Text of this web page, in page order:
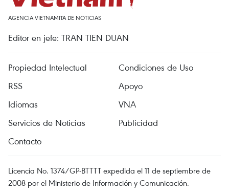
AGENCIA VIETNAMITA DE NOTICIAS
Editor en jefe: TRAN TIEN DUAN
Propiedad Intelectual
Condiciones de Uso
RSS
Apoyo
Idiomas
VNA
Servicios de Noticias
Publicidad
Contacto
Licencia No. 1374/GP-BTTTT expedida el 11 de septiembre de
2008 por el Ministerio de Información y Comunicación.